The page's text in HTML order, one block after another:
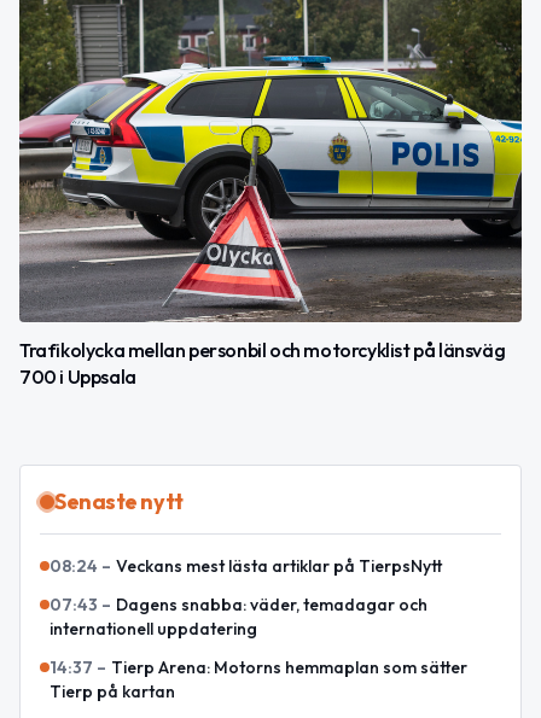
Trafikolycka mellan personbil och motorcyklist på länsväg
700 i Uppsala
Senaste nytt
08:24 – Veckans mest lästa artiklar på TierpsNytt
07:43 – Dagens snabba: väder, temadagar och
internationell uppdatering
14:37 – Tierp Arena: Motorns hemmaplan som sätter
Tierp på kartan